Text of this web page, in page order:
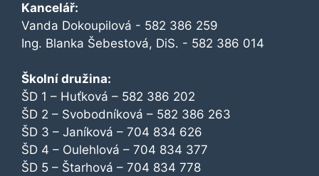
Kancelář:
Vanda Dokoupilová - 582 386 259
Ing. Blanka Šebestová, DiS. - 582 386 014
Školní družina:
ŠD 1 – Huťková – 582 386 202
ŠD 2 – Svobodníková – 582 386 263
ŠD 3 – Janíková – 704 834 626
ŠD 4 – Oulehlová – 704 834 377
ŠD 5 – Štarhová – 704 834 778